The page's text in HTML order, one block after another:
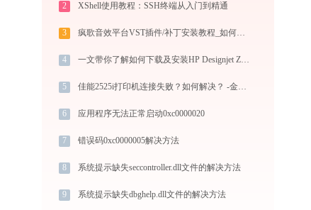
2 XShell使用教程：SSH终端从入门到精通
3 疯歌音效平台VST插件/补丁安装教程_如何加载插件效果包
4 一文带你了解如何下载及安装HP Designjet Z6100ps打印机驱动
5 佳能2525i打印机连接失败？如何解决？ -金山毒霸
6 应用程序无法正常启动0xc0000020
7 错误码0xc0000005解决方法
8 系统提示缺失seccontroller.dll文件的解决方法
9 系统提示缺失dbghelp.dll文件的解决方法